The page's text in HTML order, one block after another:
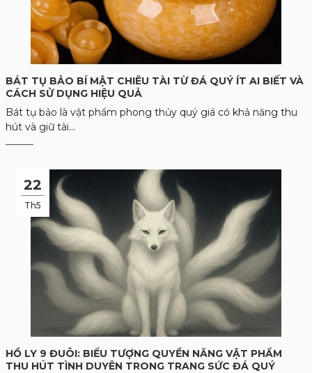
BÁT TỤ BẢO BÍ MẬT CHIÊU TÀI TỪ ĐÁ QUÝ ÍT AI BIẾT VÀ
CÁCH SỬ DỤNG HIỆU QUẢ
Bát tụ bảo là vật phẩm phong thủy quý giá có khả năng thu
hút và giữ tài...
22
Th5
HỒ LY 9 ĐUÔI: BIỂU TƯỢNG QUYỀN NĂNG VẬT PHẨM
THU HÚT TÌNH DUYÊN TRONG TRANG SỨC ĐÁ QUÝ